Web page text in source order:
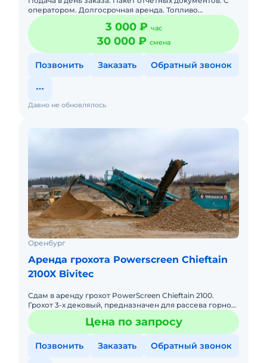
оператором. Долгосрочная аренда. Топливо
оплачивается отдельно. Топливо включено в
стоимость. Без оператора.
3 000 ₽ час
30 000 ₽ смена
Позвонить Заказать Обратный звонок
Давно не обновлялось
Оренбург
Аренда грохота Powerscreen Chieftain
2100X Bivitec
Сдам в аренду грохот PowerScreen Chieftain 2100.
Грохот 3-х дековый, предназначен для рассева горной
массы на 3 фракции.
Цена по запросу
Позвонить Заказать Обратный звонок